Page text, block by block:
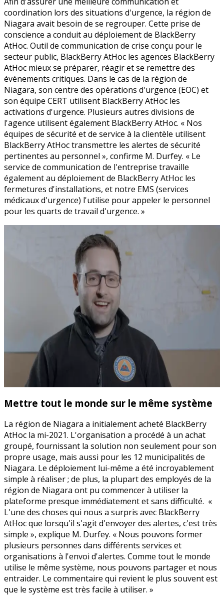
coordination lors des situations d'urgence, la région de
Niagara avait besoin de se regrouper. Cette prise de
conscience a conduit au déploiement de BlackBerry
AtHoc. Outil de communication de crise conçu pour le
secteur public, BlackBerry AtHoc les agences BlackBerry
AtHoc mieux se préparer, réagir et se remettre des
événements critiques. Dans le cas de la région de
Niagara, son centre des opérations d'urgence (EOC) et
son équipe CERT utilisent BlackBerry AtHoc les
activations d'urgence. Plusieurs autres divisions de
l'agence utilisent également BlackBerry AtHoc. « Nos
équipes de sécurité et de service à la clientèle utilisent
BlackBerry AtHoc transmettre les alertes de sécurité
pertinentes au personnel », confirme M. Durfey. « Le
service de communication de l'entreprise travaille
également au déploiement de BlackBerry AtHoc les
fermetures d'installations, et notre EMS (services
médicaux d'urgence) l'utilise pour appeler le personnel
pour les quarts de travail d'urgence. »
Mettre tout le monde sur le même système
La région de Niagara a initialement acheté BlackBerry
AtHoc la mi-2021. L'organisation a procédé à un achat
groupé, fournissant la solution non seulement pour son
propre usage, mais aussi pour les 12 municipalités de
Niagara. Le déploiement lui-même a été incroyablement
simple à réaliser ; de plus, la plupart des employés de la
région de Niagara ont pu commencer à utiliser la
plateforme presque immédiatement et sans difficulté. «
L'une des choses qui nous a surpris avec BlackBerry
AtHoc que lorsqu'il s'agit d'envoyer des alertes, c'est très
simple », explique M. Durfey. « Nous pouvons former
plusieurs personnes dans différents services et
organisations à l'envoi d'alertes. Comme tout le monde
utilise le même système, nous pouvons partager et nous
entraider. Le commentaire qui revient le plus souvent est
que le système est très facile à utiliser. »